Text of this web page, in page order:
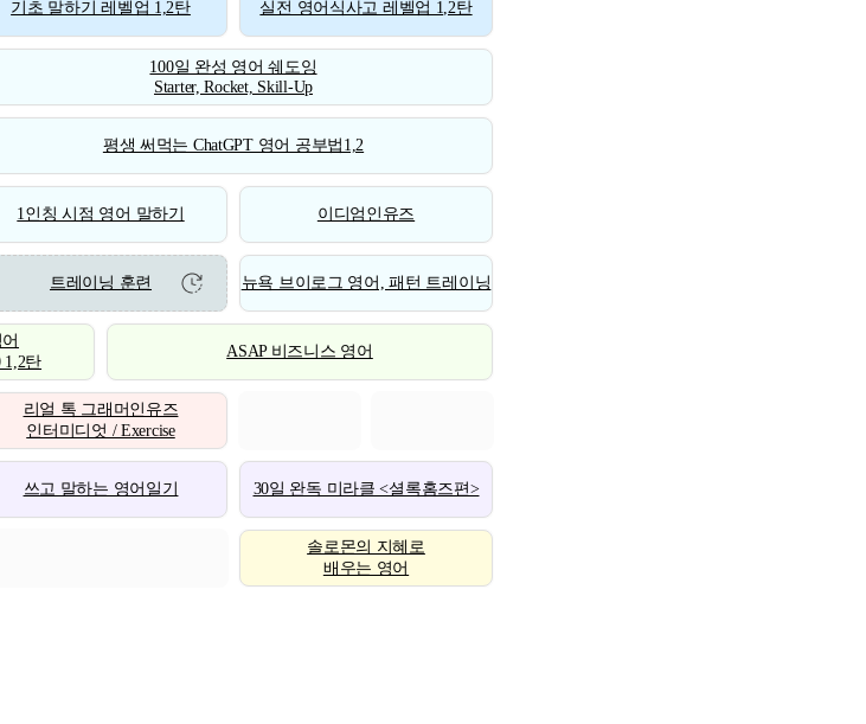
기초 말하기 레벨업 1,2탄 실전 영어식사고 레벨업 1,2탄
100일 완성 영어 쉐도잉
Starter, Rocket, Skill-Up
평생 써먹는 ChatGPT 영어 공부법1,2
1인칭 시점 영어 말하기 이디엄인유즈
트레이닝 훈련 뉴욕 브이로그 영어, 패턴 트레이닝
1,2탄
ASAP 비즈니스 영어
리얼 톡 그래머인유즈
인터미디엇 / Exercise
쓰고 말하는 영어일기 30일 완독 미라클 <셜록홈즈편>
솔로몬의 지혜로
배우는 영어